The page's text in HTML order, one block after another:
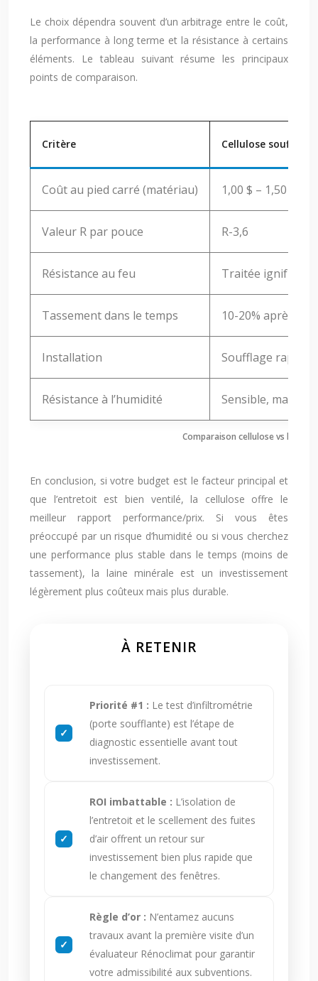
Le choix dépendra souvent d’un arbitrage entre le coût,
la performance à long terme et la résistance à certains
éléments. Le tableau suivant résume les principaux
points de comparaison.
Comparaison cellulose vs laine
Critère Cellulose soufflée
Coût au pied carré (matériau) 1,00 $ – 1,50 $
Valeur R par pouce R-3,6
Résistance au feu Traitée ignifuge
Tassement dans le temps 10-20% après 10
Installation Soufflage rapide
Résistance à l’humidité Sensible, mais
En conclusion, si votre budget est le facteur principal et
que l’entretoit est bien ventilé, la cellulose offre le
meilleur rapport performance/prix. Si vous êtes
préoccupé par un risque d’humidité ou si vous cherchez
une performance plus stable dans le temps (moins de
tassement), la laine minérale est un investissement
légèrement plus coûteux mais plus durable.
À RETENIR
Priorité #1 : Le test d’infiltrométrie
(porte soufflante) est l’étape de
diagnostic essentielle avant tout
investissement.
ROI imbattable : L’isolation de
l’entretoit et le scellement des fuites
d’air offrent un retour sur
investissement bien plus rapide que
le changement des fenêtres.
Règle d’or : N’entamez aucuns
travaux avant la première visite d’un
évaluateur Rénoclimat pour garantir
votre admissibilité aux subventions.